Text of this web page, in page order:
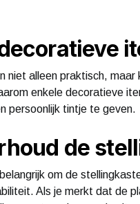
niet alleen praktisch,
enkele decoratieve
persoonlijk tintje te geven.
de
om de
Als je merkt dat de